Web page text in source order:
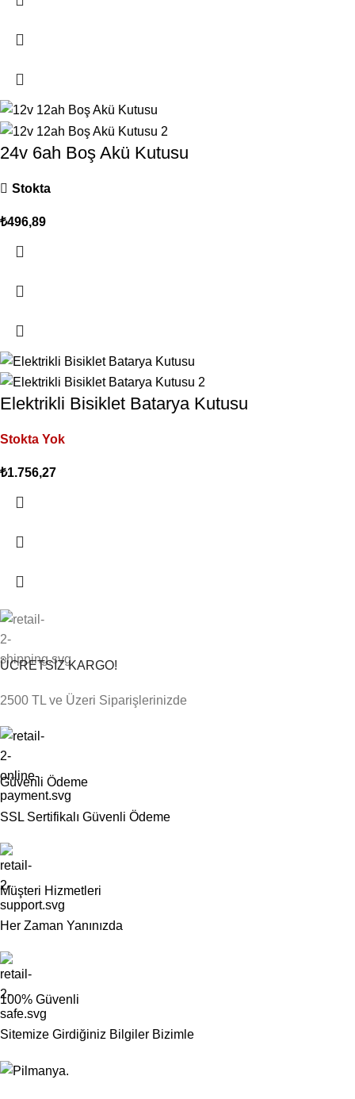
24v 6ah Boş Akü Kutusu
Stokta
₺496,89
Elektrikli Bisiklet Batarya Kutusu
Stokta Yok
₺1.756,27
ÜCRETSİZ KARGO!
2500 TL ve Üzeri Siparişlerinizde
Güvenli Ödeme
SSL Sertifikalı Güvenli Ödeme
Müşteri Hizmetleri
Her Zaman Yanınızda
100% Güvenli
Sitemize Girdiğiniz Bilgiler Bizimle